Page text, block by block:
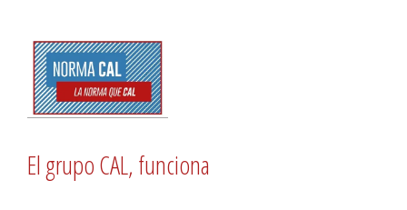
El grupo CAL, funciona